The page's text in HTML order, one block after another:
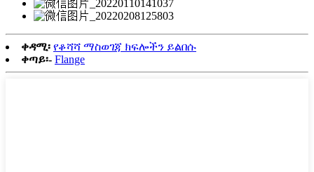
ቀዳሚ፡ የቆሻሻ ማስወገጃ ክፍሎችን ይልበሱ
ቀጣይ፡- Flange